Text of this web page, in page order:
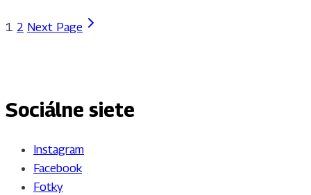
1 2 Next Page
Sociálne siete
Instagram
Facebook
Fotky